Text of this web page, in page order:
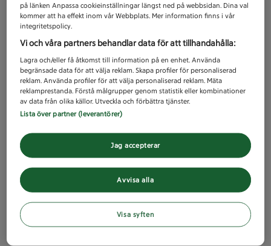
på länken Anpassa cookieinställningar längst ned på webbsidan. Dina val
kommer att ha effekt inom vår Webbplats. Mer information finns i vår
integritetspolicy.
Vi och våra partners behandlar data för att tillhandahålla:
Lagra och/eller få åtkomst till information på en enhet. Använda
begränsade data för att välja reklam. Skapa profiler för personaliserad
reklam. Använda profiler för att välja personaliserad reklam. Mäta
reklamprestanda. Förstå målgrupper genom statistik eller kombinationer
av data från olika källor. Utveckla och förbättra tjänster.
Lista över partner (leverantörer)
Avvisa alla
Jag accepterar
Visa syften